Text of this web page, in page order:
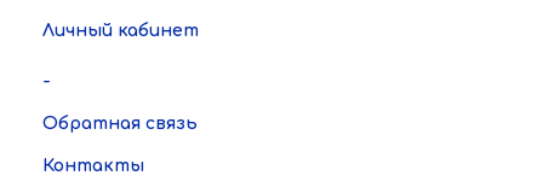
Личный кабинет
-
Обратная связь
Контакты